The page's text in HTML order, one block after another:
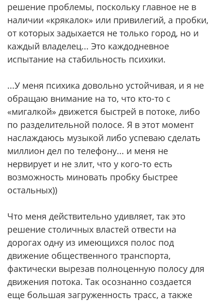
решение проблемы, поскольку главное не в
наличии «крякалок» или привилегий, а пробки,
от которых задыхается не только город, но и
каждый владелец... Это каждодневное
испытание на стабильность психики.
...У меня психика довольно устойчивая, и я не
обращаю внимание на то, что кто-то с
«мигалкой» движется быстрей в потоке, либо
по разделительной полосе. Я в этот момент
наслаждаюсь музыкой либо успеваю сделать
миллион дел по телефону... и меня не
нервирует и не злит, что у кого-то есть
возможность миновать пробку быстрее
остальных))
Что меня действительно удивляет, так это
решение столичных властей отвести на
дорогах одну из имеющихся полос под
движение общественного транспорта,
фактически вырезав полноценную полосу для
движения потока. Так осознанно создается
еще большая загруженность трасс, а также